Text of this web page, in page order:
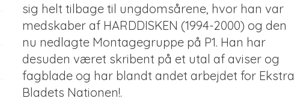
sig helt tilbage til ungdomsårene, hvor han var
medskaber af HARDDISKEN (1994-2000) og den
nu nedlagte Montagegruppe på P1. Han har
desuden været skribent på et utal af aviser og
fagblade og har blandt andet arbejdet for Ekstra
Bladets Nationen!.